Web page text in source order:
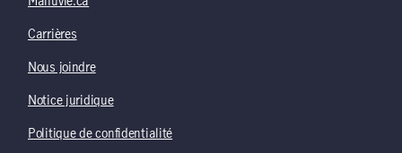
Carrières
Nous joindre
Notice juridique
Politique de confidentialité